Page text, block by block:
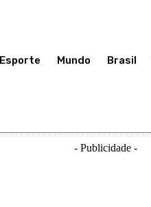
Esporte Mundo Brasil
- Publicidade -